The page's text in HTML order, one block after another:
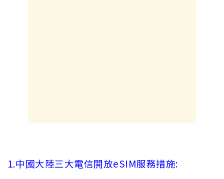
1.中國大陸三大電信開放eSIM服務措施: